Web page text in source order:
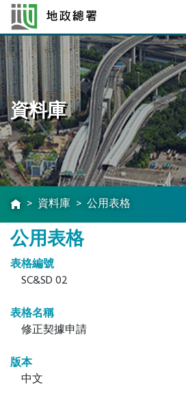
資料庫
資料庫 公用表格
公用表格
表格編號
SC&SD 02
表格名稱
修正契據申請
版本
中文